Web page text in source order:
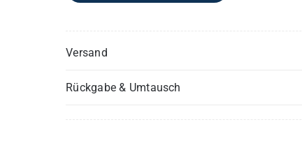
Versand
Rückgabe & Umtausch